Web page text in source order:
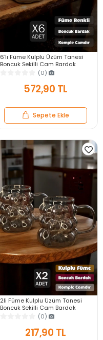
6'lı Füme Kulplu Üzüm Tanesi
Boncuk Şekilli Cam Bardak
350ml Isıya Dayanıklı Kahve
Sunum Bardağı
(0)
572,90 TL
Sepete Ekle
2li Füme Kulplu Üzüm Tanesi
Boncuk Şekilli Cam Bardak
350ml Isıya Dayanıklı Kahve
Sunum Bardağı
(0)
217,90 TL